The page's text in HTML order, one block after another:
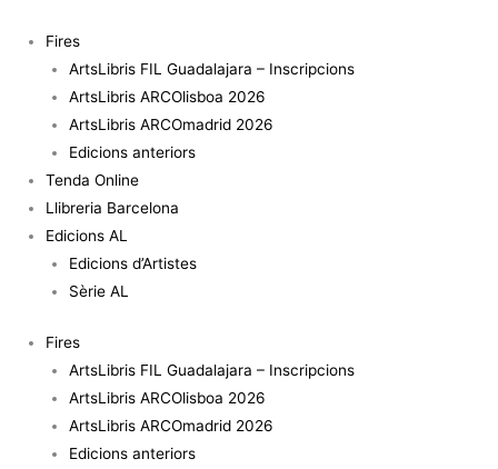
contingut
Fires
ArtsLibris FIL Guadalajara – Inscripcions
ArtsLibris ARCOlisboa 2026
ArtsLibris ARCOmadrid 2026
Edicions anteriors
Tenda Online
Llibreria Barcelona
Edicions AL
Edicions d’Artistes
Sèrie AL
Fires
ArtsLibris FIL Guadalajara – Inscripcions
ArtsLibris ARCOlisboa 2026
ArtsLibris ARCOmadrid 2026
Edicions anteriors
Toblerone
Toblerones
approximately